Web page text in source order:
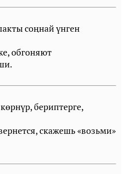
соңнай үнген
обгоняют
бериптерге,
скажешь «возьми»